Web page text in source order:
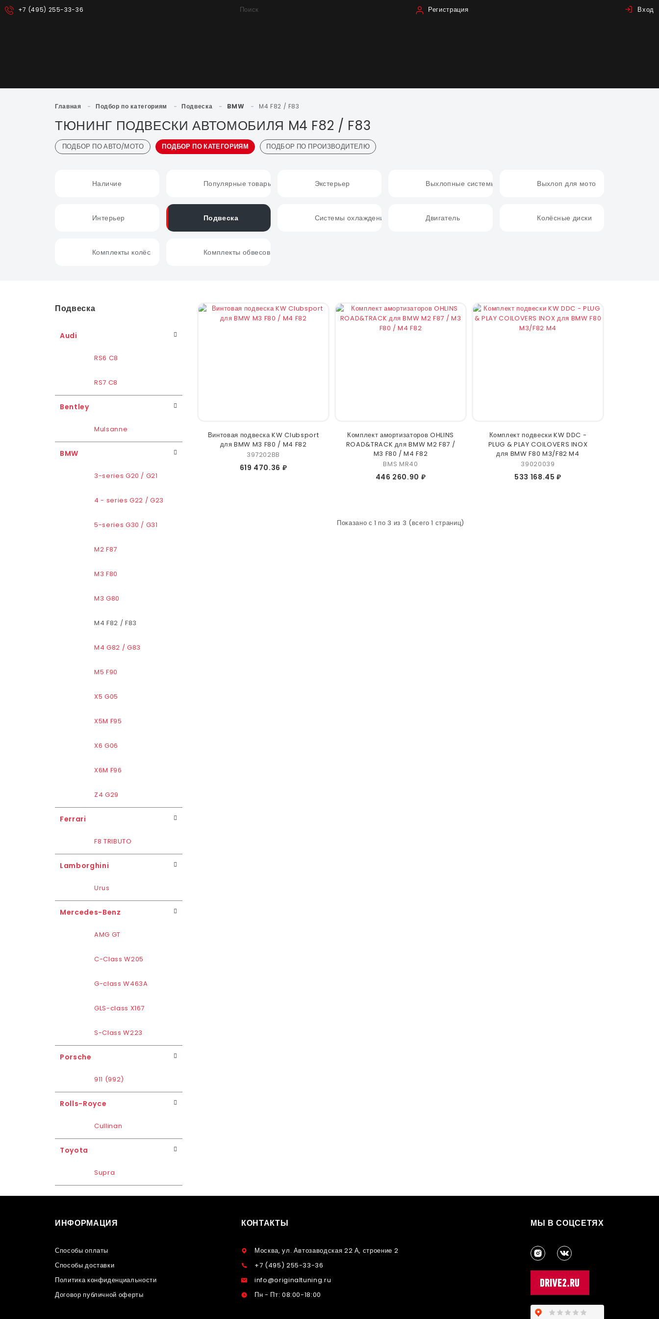
+7 (495) 255-33-36 Поиск Регистрация Вход
Главная - Подбор по категориям - Подвеска - BMW - M4 F82 / F83
ТЮНИНГ ПОДВЕСКИ АВТОМОБИЛЯ M4 F82 / F83
ПОДБОР ПО АВТО/МОТО ПОДБОР ПО КАТЕГОРИЯМ ПОДБОР ПО ПРОИЗВОДИТЕЛЮ
Наличие Популярные товары Экстерьер Выхлопные системы Выхлоп для мото
Интерьер Подвеска Системы охлаждения Двигатель Колёсные диски
Комплекты колёс Комплекты обвесов
Подвеска
Audi
RS6 C8
RS7 C8
Bentley
Mulsanne
BMW
3-series G20 / G21
4 - series G22 / G23
5-series G30 / G31
M2 F87
M3 F80
M3 G80
M4 F82 / F83
M4 G82 / G83
M5 F90
X5 G05
X5M F95
X6 G06
X6M F96
Z4 G29
Ferrari
F8 TRIBUTO
Lamborghini
Urus
Mercedes-Benz
AMG GT
C-Class W205
G-class W463A
GLS-class X167
S-Class W223
Porsche
911 (992)
Rolls-Royce
Cullinan
Toyota
Supra
Винтовая подвеска KW Clubsport
для BMW M3 F80 / M4 F82
397202BB
619 470.36 ₽
Комплект амортизаторов OHLINS
ROAD&TRACK для BMW M2 F87 /
M3 F80 / M4 F82
BMS MR40
446 260.90 ₽
Комплект подвески KW DDC -
PLUG & PLAY COILOVERS INOX
для BMW F80 M3/F82 M4
39020039
533 168.45 ₽
Показано с 1 по 3 из 3 (всего 1 страниц)
ИНФОРМАЦИЯ
Способы оплаты
Способы доставки
Политика конфиденциальности
Договор публичной оферты
КОНТАКТЫ
Москва, ул. Автозаводская 22 А, строение 2
+7 (495) 255-33-36
info@originaltuning.ru
Пн - Пт: 08:00-18:00
МЫ В СОЦСЕТЯХ